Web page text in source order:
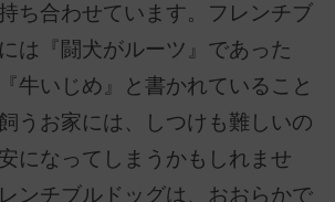
ち合わせています。フレンチブ
は『闘犬がルーツ』であった
牛いじめ』と書かれていること
うお家には、しつけも難しいの
になってしまうかもしれませ
ンチブルドッグは、おおらかで